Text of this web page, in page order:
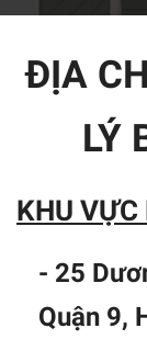
ĐỊA
LÝ
KHU
- 25
Quận 9,